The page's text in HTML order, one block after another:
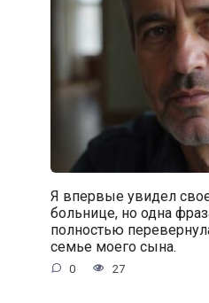
Я впервые увидел
больнице, но одна
полностью
семье моего сына.
0 27